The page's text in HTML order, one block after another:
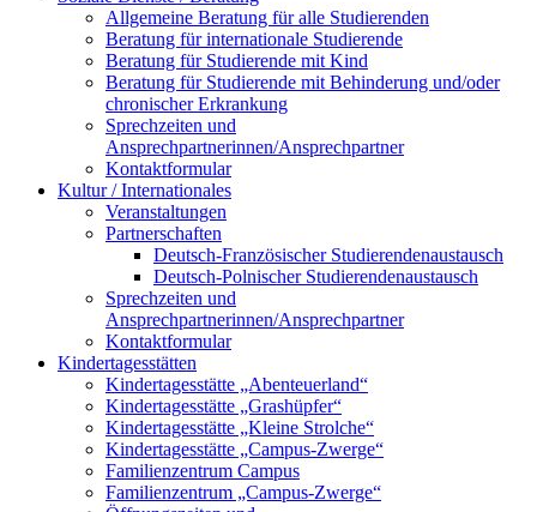
Allgemeine Beratung für alle Studierenden
Beratung für internationale Studierende
Beratung für Studierende mit Kind
Beratung für Studierende mit Behinderung und/oder
chronischer Erkrankung
Sprechzeiten und
Ansprechpartnerinnen/Ansprechpartner
Kontaktformular
Kultur / Internationales
Veranstaltungen
Partnerschaften
Deutsch-Französischer Studierendenaustausch
Deutsch-Polnischer Studierendenaustausch
Sprechzeiten und
Ansprechpartnerinnen/Ansprechpartner
Kontaktformular
Kindertagesstätten
Kindertagesstätte „Abenteuerland“
Kindertagesstätte „Grashüpfer“
Kindertagesstätte „Kleine Strolche“
Kindertagesstätte „Campus-Zwerge“
Familienzentrum Campus
Familienzentrum „Campus-Zwerge“